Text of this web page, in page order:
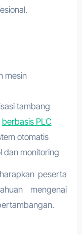
mesin
tambang
berbasis PLC
otomatis
dan monitoring
peserta
mengenai